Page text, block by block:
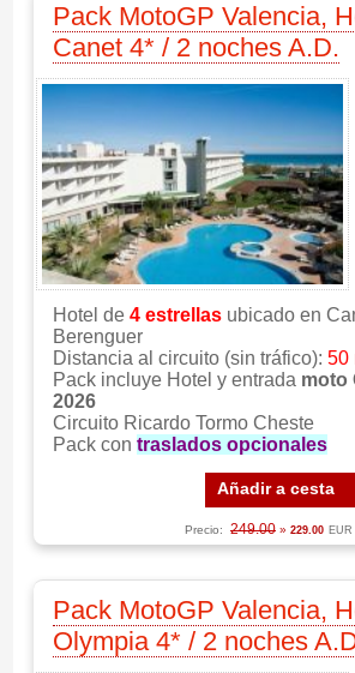
Pack MotoGP Valencia,
Canet 4* / 2 noches A.D.
Hotel de 4 estrellasubicado en
Berenguer
Distancia al circuito (sin tráfico): 50
Pack incluye Hotel y entrada moto
2026
Circuito Ricardo Tormo Cheste
Pack con traslados opcionales
Añadir a cesta
Precio: 249.00 » 229.00 EUR
Pack MotoGP Valencia,
Olympia 4* / 2 noches